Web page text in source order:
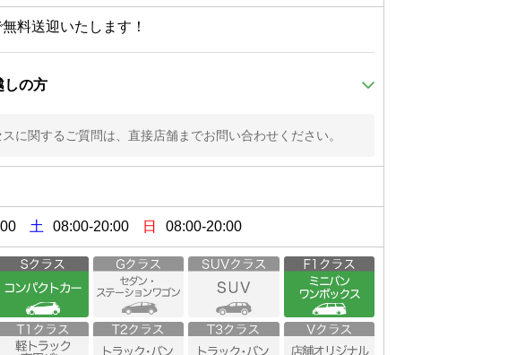
料送迎いたします！
しの方
迎・要予約
地図を見る
内到着口前で「ニコニコレンタカー」のカードを持っ
ております。
ご連絡
に関するご質問は、直接店舗までお問い合わせください。
土 08:00-20:00 日 08:00-20:00